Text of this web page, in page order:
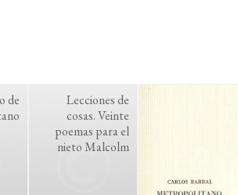
de
Lecciones de
cosas. Veinte
poemas para el
nieto Malcolm